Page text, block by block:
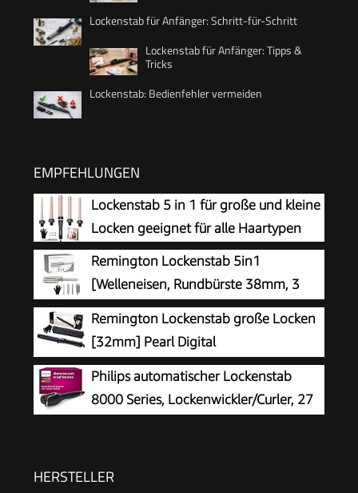
Lockenstab für Anfänger: Schritt-für-Schritt
Lockenstab für Anfänger: Tipps &
Tricks
Lockenstab: Bedienfehler vermeiden
EMPFEHLUNGEN
Lockenstab 5 in 1 für große und kleine
Locken geeignet für alle Haartypen
Remington Lockenstab 5in1
[Welleneisen, Rundbürste 38mm, 3
Lockenaufsätze 13-33mm] Trendology
(LED display 130°C - 210°C, Beach Waves,
Spirallocken & Natürliche Locken für alle
Haartypen) CI41MS5
Remington Lockenstab große Locken
[32mm] Pearl Digital
(Keramikbeschichtung mit echten
Perlen) LCD-Display 130-210°C, inkl.
Hitzehandschuh, sanfte Wellen feines bis
Philips automatischer Lockenstab
8000 Series, Lockenwickler/Curler, 27
HERSTELLER